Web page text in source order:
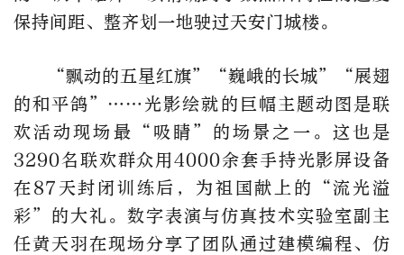
保持间距、整齐划一地驶过天安门城楼。
“飘动的五星红旗”“巍峨的长城”“展翅
的和平鸽”……光影绘就的巨幅主题动图是联
欢活动现场最“吸睛”的场景之一。这也是
3290名联欢群众用4000余套手持光影屏设备
在87天封闭训练后，为祖国献上的“流光溢
彩”的大礼。数字表演与仿真技术实验室副主
任黄天羽在现场分享了团队通过建模编程、仿